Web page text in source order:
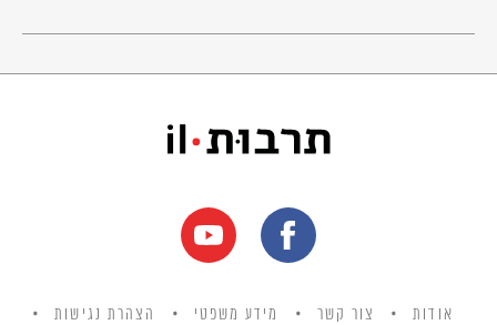
אודות צור קשר מידע משפטי הצהרת נגישות